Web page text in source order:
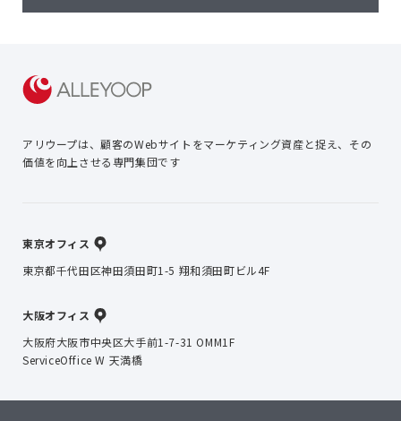
アリウープは、顧客のWebサイトをマーケティング資産と捉え、 その
価値を向上させる専門集団です
東京オフィス
東京都千代田区神田須田町1-5 翔和須田町ビル4F
大阪オフィス
大阪府大阪市中央区大手前1-7-31 OMM1F
ServiceOffice W 天満橋